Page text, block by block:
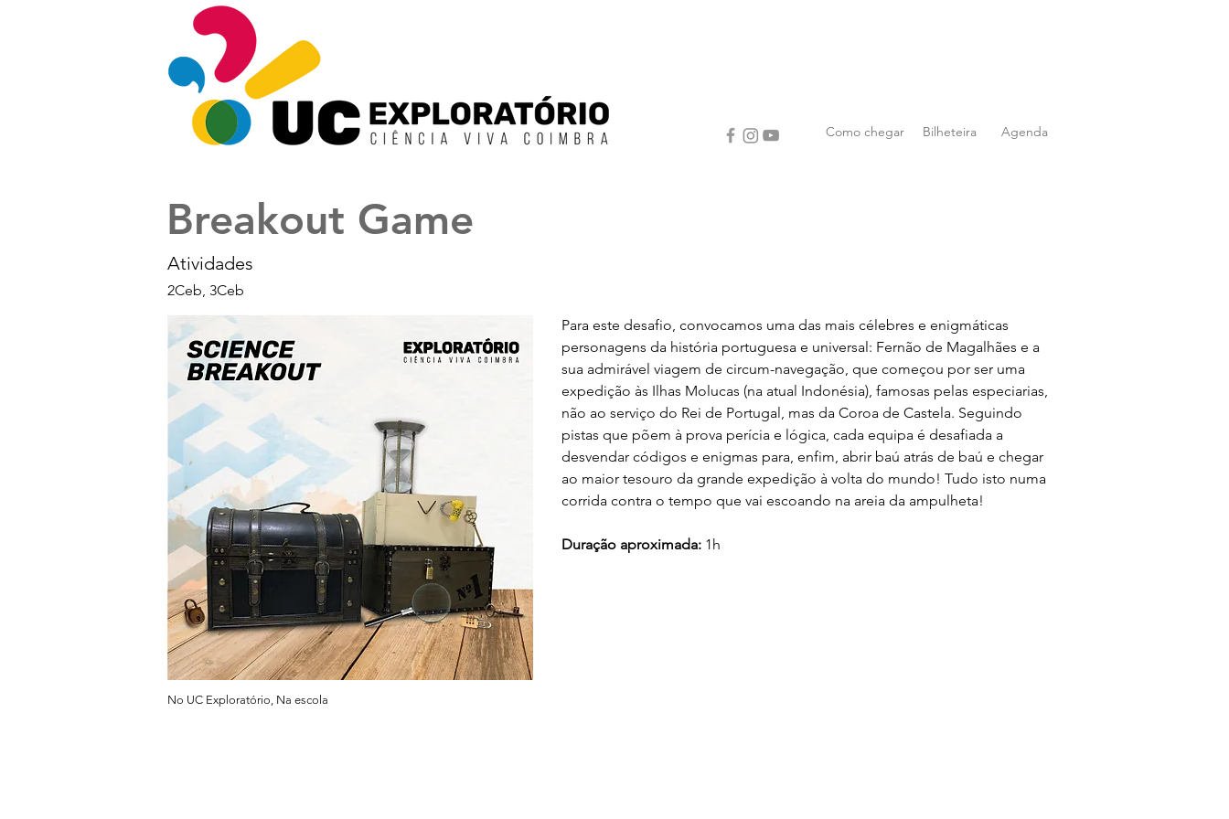
Como chegar Bilheteira Agenda
Breakout Game
Atividades
2Ceb, 3Ceb
Para este desafio, convocamos uma das mais célebres e enigmáticas
personagens da história portuguesa e universal: Fernão de Magalhães e a
sua admirável viagem de circum-navegação, que começou por ser uma
expedição às Ilhas Molucas (na atual Indonésia), famosas pelas especiarias,
não ao serviço do Rei de Portugal, mas da Coroa de Castela. Seguindo
pistas que põem à prova perícia e lógica, cada equipa é desafiada a
desvendar códigos e enigmas para, enfim, abrir baú atrás de baú e chegar
ao maior tesouro da grande expedição à volta do mundo! Tudo isto numa
corrida contra o tempo que vai escoando na areia da ampulheta!
Duração aproximada: 1h
No UC Exploratório, Na escola